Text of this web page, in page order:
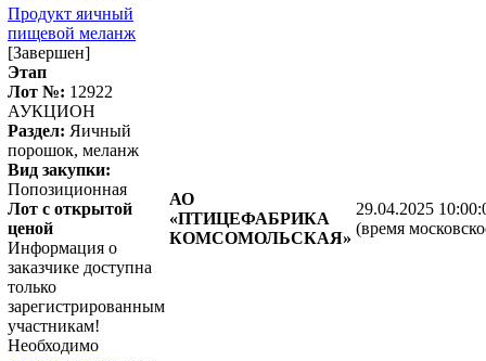
Продукт яичный
пищевой меланж
[Завершен]
Этап
Лот №: 12922
АУКЦИОН
Раздел: Яичный
порошок, меланж
Вид закупки:
Попозиционная
Лот с открытой
ценой
Информация о
заказчике доступна
только
зарегистрированным
участникам!
Необходимо
АО
«ПТИЦЕФАБРИКА
КОМСОМОЛЬСКАЯ»
29.04.2025
(время